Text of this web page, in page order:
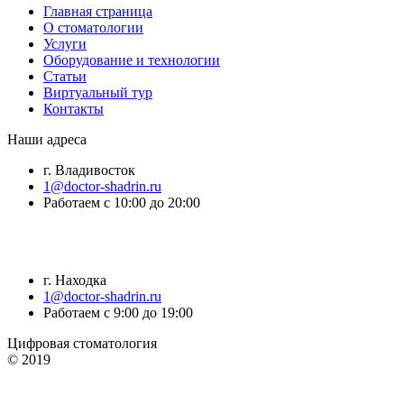
Главная страница
О стоматологии
Услуги
Оборудование и технологии
Статьи
Виртуальный тур
Контакты
Наши адреса
г. Владивосток
1@doctor-shadrin.ru
Работаем с 10:00 до 20:00
г. Находка
1@doctor-shadrin.ru
Работаем с 9:00 до 19:00
Цифровая стоматология
© 2019